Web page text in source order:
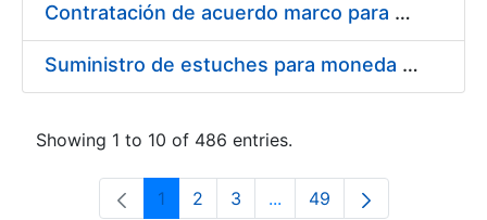
Contratación de acuerdo marco para el Suministro de Material de Electricidad para la Fábrica Nacional de Moneda y Timbre-Real Casa de la Moneda en su centro de trabajo de Burgos
Suministro de estuches para moneda de 30 €
Showing 1 to 10 of 486 entries.
Page
1 Page
2 Page
3 ...Intermediate Pages Use
Page
49